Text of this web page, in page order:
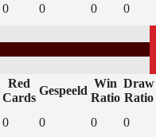
0 0 0 0
Red
Cards
Gespeeld
Win
Ratio
Draw
Ratio
0 0 0 0